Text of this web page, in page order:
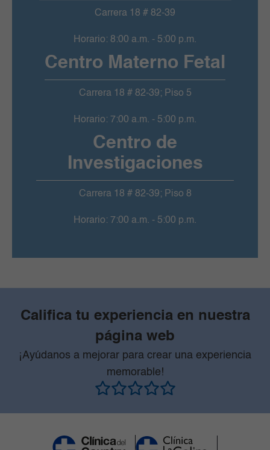
Carrera 18 # 82-39
Horario: 8:00 a.m. - 5:00 p.m.
Centro Materno Fetal
Carrera 18 # 82-39; Piso 5
Horario: 7:00 a.m. - 5:00 p.m.
Centro de
Investigaciones
Carrera 18 # 82-39; Piso 8
Horario: 7:00 a.m. - 5:00 p.m.
Califica tu experiencia en nuestra
página web
¡Ayúdanos a mejorar para crear una experiencia
memorable!